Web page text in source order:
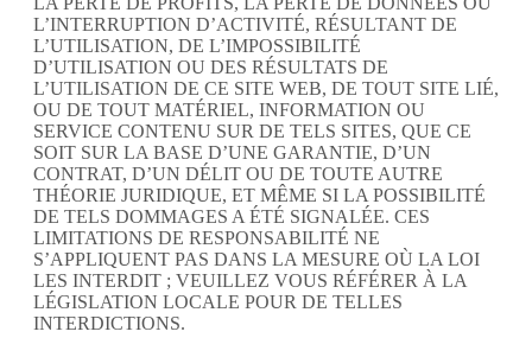
L’INTERRUPTION D’ACTIVITÉ, RÉSULTANT DE
L’UTILISATION, DE L’IMPOSSIBILITÉ
D’UTILISATION OU DES RÉSULTATS DE
L’UTILISATION DE CE SITE WEB, DE TOUT SITE LIÉ,
OU DE TOUT MATÉRIEL, INFORMATION OU
SERVICE CONTENU SUR DE TELS SITES, QUE CE
SOIT SUR LA BASE D’UNE GARANTIE, D’UN
CONTRAT, D’UN DÉLIT OU DE TOUTE AUTRE
THÉORIE JURIDIQUE, ET MÊME SI LA POSSIBILITÉ
DE TELS DOMMAGES A ÉTÉ SIGNALÉE. CES
LIMITATIONS DE RESPONSABILITÉ NE
S’APPLIQUENT PAS DANS LA MESURE OÙ LA LOI
LES INTERDIT ; VEUILLEZ VOUS RÉFÉRER À LA
LÉGISLATION LOCALE POUR DE TELLES
INTERDICTIONS.